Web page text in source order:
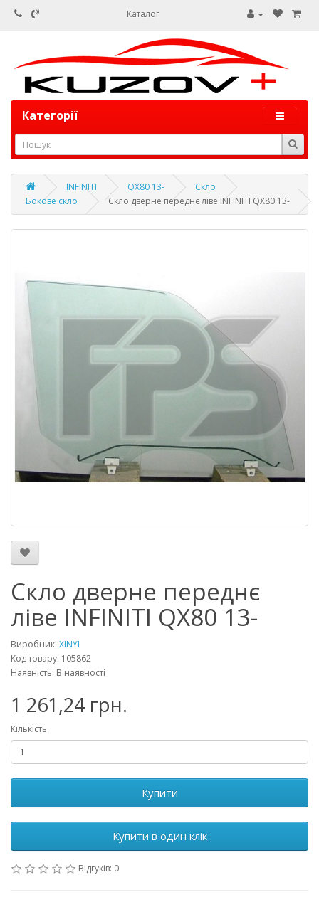
Каталог
Категорії
INFINITI QX80 13-
Скло
Бокове скло
Скло дверне переднє ліве INFINITI QX80 13-
Скло дверне переднє
ліве INFINITI QX80 13-
Виробник: XINYI
Код товару: 105862
Наявність: В наявності
1 261,24 грн.
Кількість
Купити
Купити в один клік
Відгуків: 0